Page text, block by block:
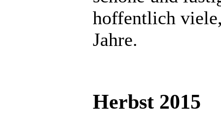
hoffentlich
Jahre.
Herbst 2015